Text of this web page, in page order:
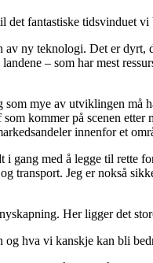
det fantastiske tidsvinduet
ny teknologi. Det er dyrt,
– som har mest
mye av utviklingen må
kommer på scenen
innenfor et
i gang med å legge til rette
transport. Jeg er nokså
Her ligger det
og hva vi kanskje kan bli